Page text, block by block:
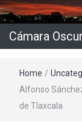
Cámara
Home /
Alfonso
de Tlaxcala